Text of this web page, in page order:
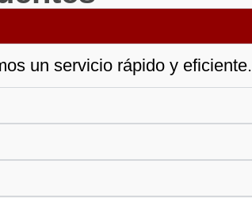
un servicio rápido y eficiente.